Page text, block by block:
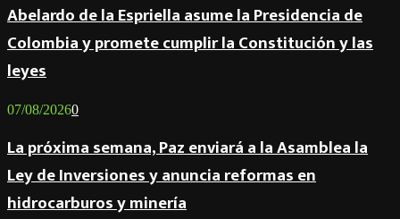
Abelardo de la Espriella asume la Presidencia de
Colombia y promete cumplir la Constitución y las
leyes
07/08/20260
La próxima semana, Paz enviará a la Asamblea la
Ley de Inversiones y anuncia reformas en
hidrocarburos y minería